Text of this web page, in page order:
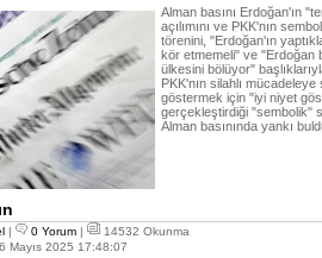
Alman basını Erdoğan'ın
açılımını ve PKK'nın
törenini, "Erdoğan'ın
kör etmemeli" ve "Erdoğan
ülkesini bölüyor"
PKK'nın silahlı
göstermek için "iyi niyet
gerçekleştirdiği "sembolik"
Alman basınında yankı
| 0 Yorum |
14532 Okunma
Mayıs 2025 17:48:07